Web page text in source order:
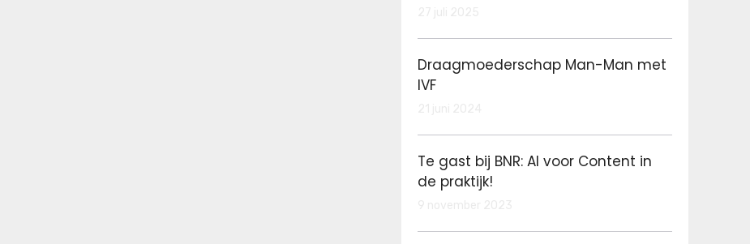
Draagmoederschap Man-Man met
IVF
Te gast bij BNR: AI voor Content in
de praktijk!